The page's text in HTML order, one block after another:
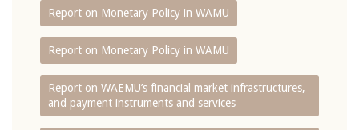
Report on Monetary Policy in WAMU
Report on Monetary Policy in WAMU
Report on WAEMU’s financial market infrastructures,
and payment instruments and services